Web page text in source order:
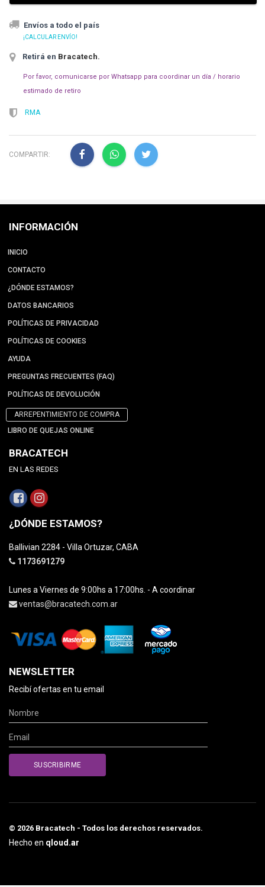
Envíos a todo el país
¡CALCULAR ENVÍO!
Retirá en Bracatech.
Por favor, comunicarse por Whatsapp para coordinar un día / horario
estimado de retiro
RMA
COMPARTIR:
INFORMACIÓN
INICIO
CONTACTO
¿DÓNDE ESTAMOS?
DATOS BANCARIOS
POLÍTICAS DE PRIVACIDAD
POLÍTICAS DE COOKIES
AYUDA
PREGUNTAS FRECUENTES (FAQ)
POLÍTICAS DE DEVOLUCIÓN
ARREPENTIMIENTO DE COMPRA
LIBRO DE QUEJAS ONLINE
BRACATECH
EN LAS REDES
¿DÓNDE ESTAMOS?
Ballivian 2284 - Villa Ortuzar, CABA
1173691279
Lunes a Viernes de 9:00hs a 17:00hs. - A coordinar
ventas@bracatech.com.ar
NEWSLETTER
Recibí ofertas en tu email
© 2026 Bracatech - Todos los derechos reservados.
Hecho en qloud.ar